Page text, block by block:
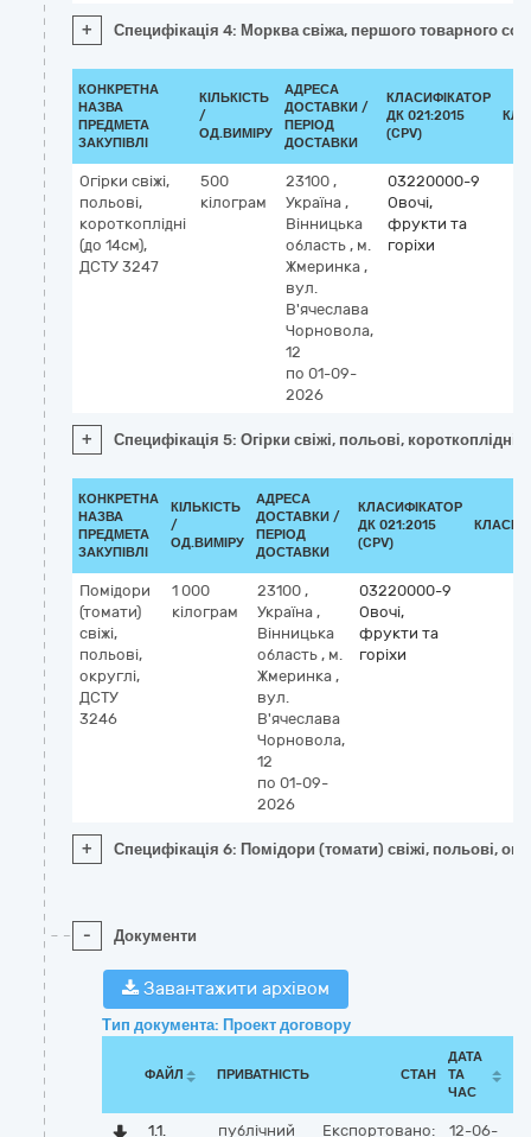
+ Специфікація 4: Морква свіжа, першого товарного
КОНКРЕТНА
НАЗВА
ПРЕДМЕТА
ЗАКУПІВЛІ
КІЛЬКІСТЬ
/
ОД.ВИМІРУ
АДРЕСА
ДОСТАВКИ /
ПЕРІОД
ДОСТАВКИ
КЛАСИФІКАТОР
ДК 021:2015
(CPV)
Огірки свіжі,
польові,
короткоплідні
(до 14см),
ДСТУ 3247
500
кілограм
23100 ,
Україна ,
Вінницька
область , м.
Жмеринка ,
вул.
В'ячеслава
Чорновола,
12
по 01-09-
2026
03220000-9
Овочі,
фрукти та
горіхи
+ Специфікація 5: Огірки свіжі, польові,
КОНКРЕТНА
НАЗВА
ПРЕДМЕТА
ЗАКУПІВЛІ
КІЛЬКІСТЬ
/
ОД.ВИМІРУ
АДРЕСА
ДОСТАВКИ /
ПЕРІОД
ДОСТАВКИ
КЛАСИФІКАТОР
ДК 021:2015
(CPV)
Помідори
(томати)
свіжі,
польові,
округлі,
ДСТУ
3246
1 000
кілограм
23100 ,
Україна ,
Вінницька
область , м.
Жмеринка ,
вул.
В'ячеслава
Чорновола,
12
по 01-09-
2026
03220000-9
Овочі,
фрукти та
горіхи
+ Специфікація 6: Помідори (томати) свіжі, польові,
- Документи
Завантажити архівом
Тип документа: Проект договору
ФАЙЛ ПРИВАТНІСТЬ СТАН
ДАТА
ТА
ЧАС
1.1.
публічний Експортовано:
12-06-